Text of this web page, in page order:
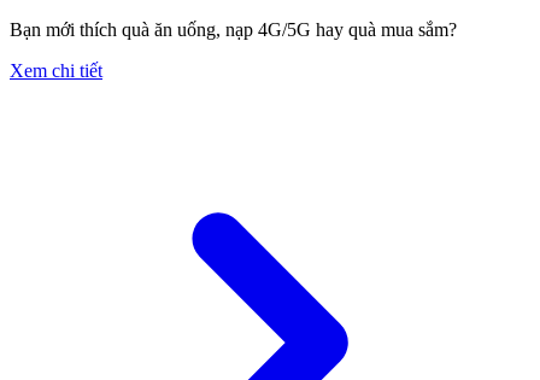
Bạn mới thích quà ăn uống, nạp 4G/5G hay quà mua sắm?
Xem chi tiết